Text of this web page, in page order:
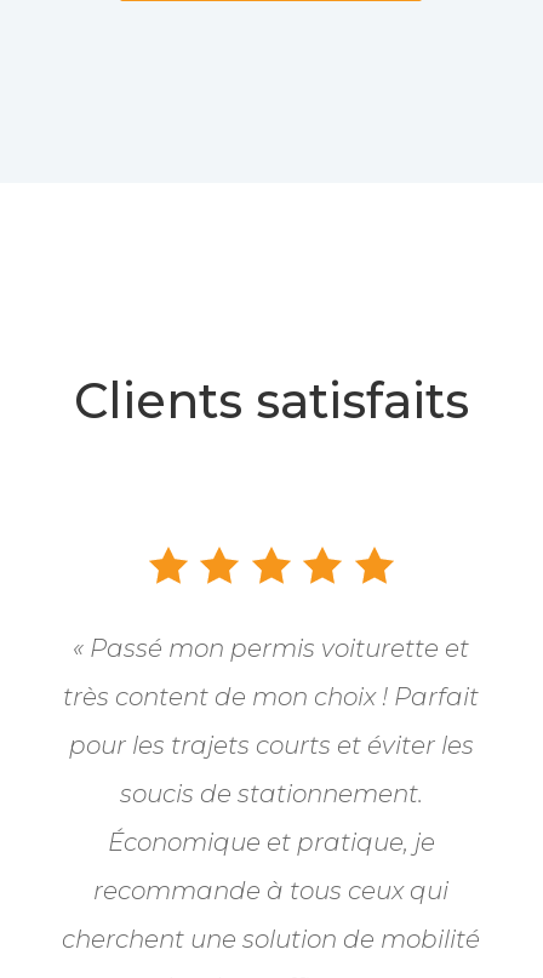
Clients satisfaits
« Passé mon permis voiturette et
très content de mon choix ! Parfait
pour les trajets courts et éviter les
soucis de stationnement.
Économique et pratique, je
recommande à tous ceux qui
cherchent une solution de mobilité